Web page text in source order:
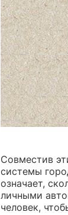
Совместив
системы
означает,
личными
человек,